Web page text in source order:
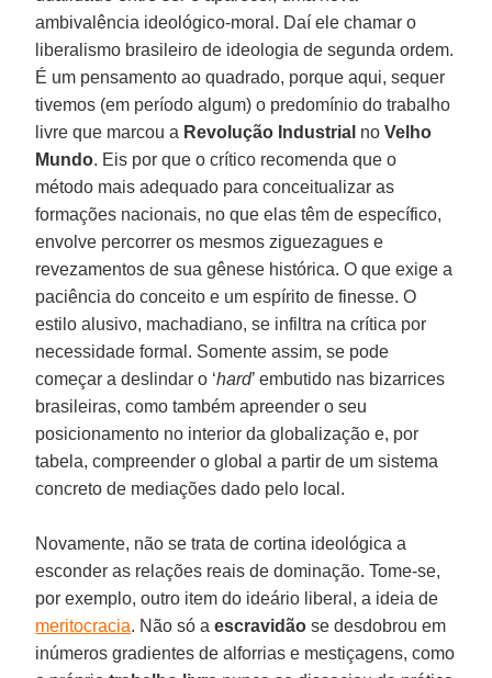
ambivalência ideológico-moral. Daí ele chamar o
liberalismo brasileiro de ideologia de segunda ordem.
É um pensamento ao quadrado, porque aqui, sequer
tivemos (em período algum) o predomínio do trabalho
livre que marcou a Revolução Industrial noVelho
Mundo. Eis por que o crítico recomenda que o
método mais adequado para conceitualizar as
formações nacionais, no que elas têm de específico,
envolve percorrer os mesmos ziguezagues e
revezamentos de sua gênese histórica. O que exige a
paciência do conceito e um espírito de finesse. O
estilo alusivo, machadiano, se infiltra na crítica por
necessidade formal. Somente assim, se pode
começar a deslindar o ‘hard’ embutido nas bizarrices
brasileiras, como também apreender o seu
posicionamento no interior da globalização e, por
tabela, compreender o global a partir de um sistema
concreto de mediações dado pelo local.
Novamente, não se trata de cortina ideológica a
esconder as relações reais de dominação. Tome-se,
por exemplo, outro item do ideário liberal, a ideia de
meritocracia. Não só aescravidão se desdobrou em
inúmeros gradientes de alforrias e mestiçagens, como